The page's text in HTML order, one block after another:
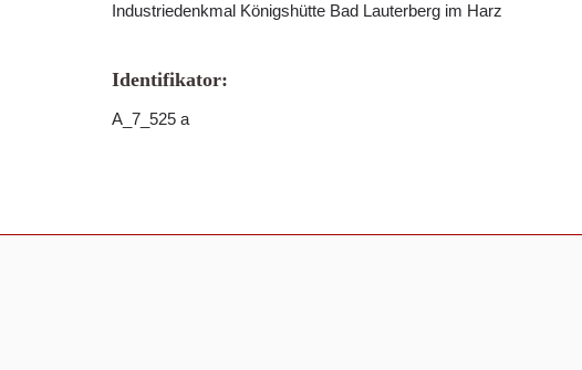
Industriedenkmal Königshütte Bad Lauterberg im Harz
Identifikator:
A_7_525 a